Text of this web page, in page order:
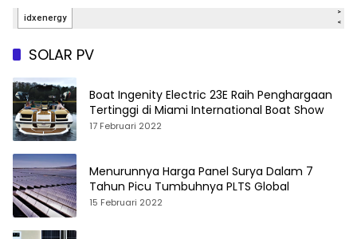
SOLAR PV
Boat Ingenity Electric 23E Raih Penghargaan
Tertinggi di Miami International Boat Show
17 Februari 2022
Menurunnya Harga Panel Surya Dalam 7
Tahun Picu Tumbuhnya PLTS Global
15 Februari 2022